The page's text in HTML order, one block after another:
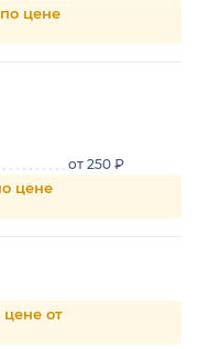
цене
от 250 ₽
цене
от